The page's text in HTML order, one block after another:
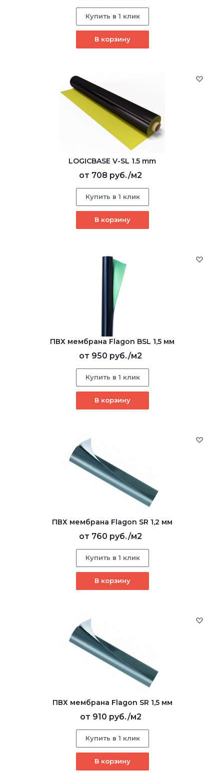
Купить в 1 клик
В корзину
LOGICBASE V-SL 1.5 mm
от 708 руб./м2
Купить в 1 клик
В корзину
ПВХ мембрана Flagon BSL 1,5 мм
от 950 руб./м2
Купить в 1 клик
В корзину
ПВХ мембрана Flagon SR 1,2 мм
от 760 руб./м2
Купить в 1 клик
В корзину
ПВХ мембрана Flagon SR 1,5 мм
от 910 руб./м2
Купить в 1 клик
В корзину